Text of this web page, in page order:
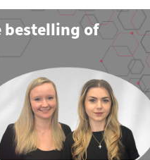
bestelling of